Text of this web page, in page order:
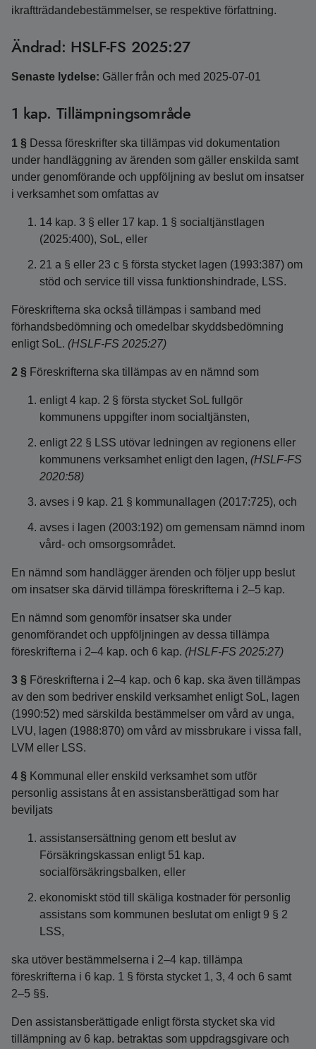
ikraftträdandebestämmelser, se respektive författning.
Ändrad: HSLF-FS 2025:27
Senaste lydelse: Gäller från och med 2025-07-01
1 kap. Tillämpningsområde
1 § Dessa föreskrifter ska tillämpas vid dokumentation
under handläggning av ärenden som gäller enskilda samt
under genomförande och uppföljning av beslut om insatser
i verksamhet som omfattas av
14 kap. 3 § eller 17 kap. 1 § socialtjänstlagen
(2025:400), SoL, eller
21 a § eller 23 c § första stycket lagen (1993:387) om
stöd och service till vissa funktionshindrade, LSS.
Föreskrifterna ska också tillämpas i samband med
förhandsbedömning och omedelbar skyddsbedömning
enligt SoL. (HSLF-FS 2025:27)
2 § Föreskrifterna ska tillämpas av en nämnd som
enligt 4 kap. 2 § första stycket SoL fullgör
kommunens uppgifter inom socialtjänsten,
enligt 22 § LSS utövar ledningen av regionens eller
kommunens verksamhet enligt den lagen, (HSLF-FS
2020:58)
avses i 9 kap. 21 § kommunallagen (2017:725), och
avses i lagen (2003:192) om gemensam nämnd inom
vård- och omsorgsområdet.
En nämnd som handlägger ärenden och följer upp beslut
om insatser ska därvid tillämpa föreskrifterna i 2–5 kap.
En nämnd som genomför insatser ska under
genomförandet och uppföljningen av dessa tillämpa
föreskrifterna i 2–4 kap. och 6 kap. (HSLF-FS 2025:27)
3 § Föreskrifterna i 2–4 kap. och 6 kap. ska även tillämpas
av den som bedriver enskild verksamhet enligt SoL, lagen
(1990:52) med särskilda bestämmelser om vård av unga,
LVU, lagen (1988:870) om vård av missbrukare i vissa fall,
LVM eller LSS.
4 § Kommunal eller enskild verksamhet som utför
personlig assistans åt en assistansberättigad som har
beviljats
assistansersättning genom ett beslut av
Försäkringskassan enligt 51 kap.
socialförsäkringsbalken, eller
ekonomiskt stöd till skäliga kostnader för personlig
assistans som kommunen beslutat om enligt 9 § 2
LSS,
ska utöver bestämmelserna i 2–4 kap. tillämpa
föreskrifterna i 6 kap. 1 § första stycket 1, 3, 4 och 6 samt
2–5 §§.
Den assistansberättigade enligt första stycket ska vid
tillämpning av 6 kap. betraktas som uppdragsgivare och